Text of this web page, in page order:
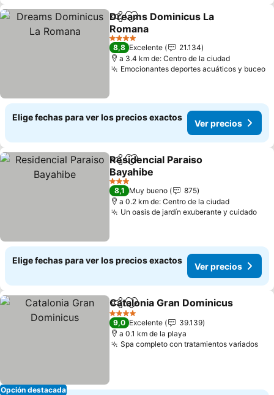
CompartirAgregar a favoritos
Dreams Dominicus La
Romana
Ver precios
4 Estrellas
8,8 Excelente
21.134
a 3.4 km de: Centro de la ciudad
Emocionantes deportes acuáticos y buceo
Elige fechas para ver los precios exactos
Ver precios
CompartirAgregar a favoritos
Residencial Paraiso
Bayahibe
Ver precios
3 Estrellas
8,1 Muy bueno
875
a 0.2 km de: Centro de la ciudad
Un oasis de jardín exuberante y cuidado
Elige fechas para ver los precios exactos
Ver precios
Opción destacada
CompartirAgregar a favoritos
Catalonia Gran Dominicus
4 Estrellas
9,0 Excelente
39.139
a 0.1 km de la playa
Spa completo con tratamientos variados